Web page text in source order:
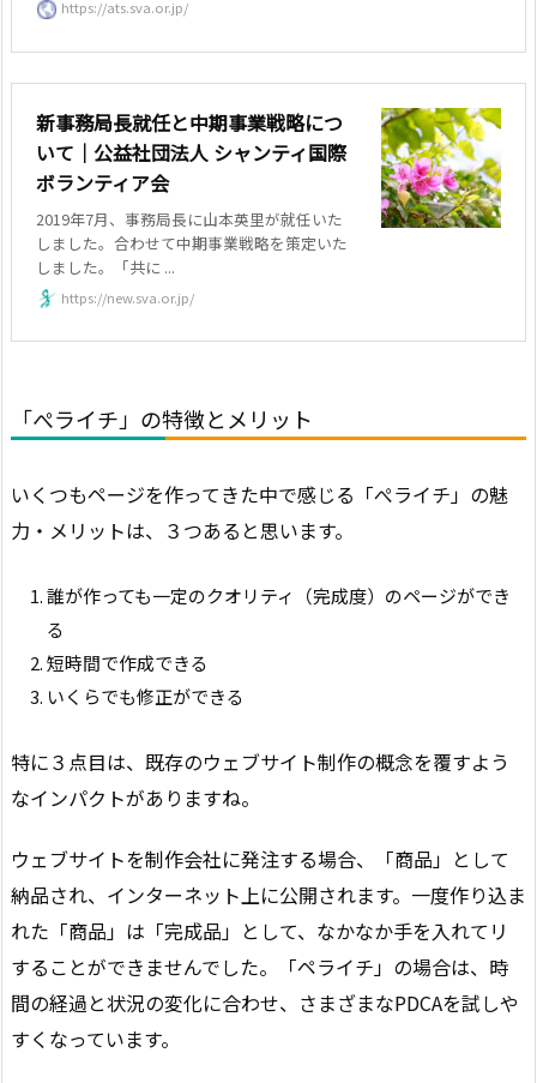
https://ats.sva.or.jp/
新事務局長就任と中期事業戦略につ
いて｜公益社団法人 シャンティ国際
ボランティア会
2019年7月、事務局長に山本英里が就任いた
しました。合わせて中期事業戦略を策定いた
しました。「共に ...
https://new.sva.or.jp/
「ぺライチ」の特徴とメリット
いくつもページを作ってきた中で感じる「ぺライチ」の魅
力・メリットは、３つあると思います。
誰が作っても一定のクオリティ（完成度）のページができ
る
短時間で作成できる
いくらでも修正ができる
特に３点目は、既存のウェブサイト制作の概念を覆すよう
なインパクトがありますね。
ウェブサイトを制作会社に発注する場合、「商品」として
納品され、インターネット上に公開されます。一度作り込ま
れた「商品」は「完成品」として、なかなか手を入れてリ
することができませんでした。「ペライチ」の場合は、時
間の経過と状況の変化に合わせ、さまざまなPDCAを試しや
すくなっています。